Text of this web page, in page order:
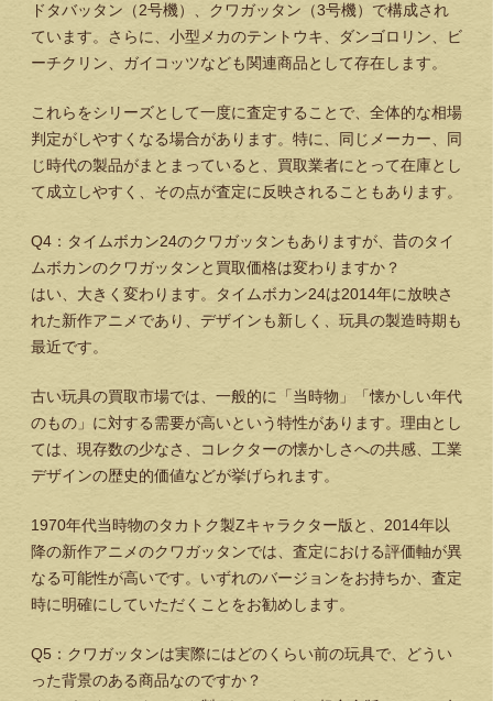
ドタバッタン（2号機）、クワガッタン（3号機）で構成され
ています。さらに、小型メカのテントウキ、ダンゴロリン、ビ
ーチクリン、ガイコッツなども関連商品として存在します。
これらをシリーズとして一度に査定することで、全体的な相場
判定がしやすくなる場合があります。特に、同じメーカー、同
じ時代の製品がまとまっていると、買取業者にとって在庫とし
て成立しやすく、その点が査定に反映されることもあります。
Q4：タイムボカン24のクワガッタンもありますが、昔のタイ
ムボカンのクワガッタンと買取価格は変わりますか？
はい、大きく変わります。タイムボカン24は2014年に放映さ
れた新作アニメであり、デザインも新しく、玩具の製造時期も
最近です。
古い玩具の買取市場では、一般的に「当時物」「懐かしい年代
のもの」に対する需要が高いという特性があります。理由とし
ては、現存数の少なさ、コレクターの懐かしさへの共感、工業
デザインの歴史的価値などが挙げられます。
1970年代当時物のタカトク製Zキャラクター版と、2014年以
降の新作アニメのクワガッタンでは、査定における評価軸が異
なる可能性が高いです。いずれのバージョンをお持ちか、査定
時に明確にしていただくことをお勧めします。
Q5：クワガッタンは実際にはどのくらい前の玩具で、どうい
った背景のある商品なのですか？